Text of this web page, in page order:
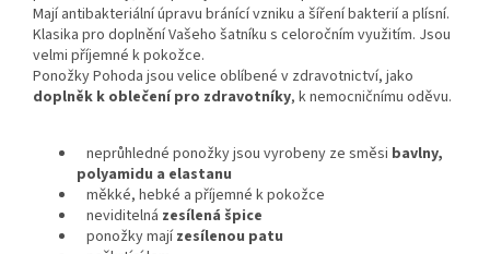
Mají antibakteriální úpravu bránící vzniku a šíření bakterií a plísní.
Klasika pro doplnění Vašeho šatníku s celoročním využitím. Jsou
velmi příjemné k pokožce.
Ponožky Pohoda jsou velice oblíbené v zdravotnictví, jako
doplněk k oblečení pro zdravotníky, k nemocničnímu oděvu.
neprůhledné ponožky jsou vyrobeny ze směsi bavlny,
polyamidu a elastanu
měkké, hebké a příjemné k pokožce
neviditelná zesílená špice
ponožky majízesílenou patu